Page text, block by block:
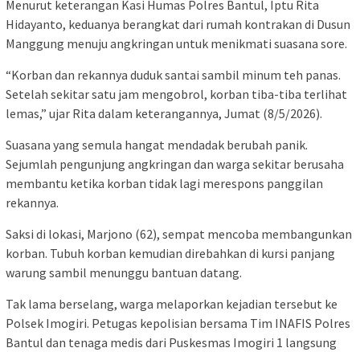
Menurut keterangan Kasi Humas Polres Bantul, Iptu Rita
Hidayanto, keduanya berangkat dari rumah kontrakan di Dusun
Manggung menuju angkringan untuk menikmati suasana sore.
“Korban dan rekannya duduk santai sambil minum teh panas.
Setelah sekitar satu jam mengobrol, korban tiba-tiba terlihat
lemas,” ujar Rita dalam keterangannya, Jumat (8/5/2026).
Suasana yang semula hangat mendadak berubah panik.
Sejumlah pengunjung angkringan dan warga sekitar berusaha
membantu ketika korban tidak lagi merespons panggilan
rekannya.
Saksi di lokasi, Marjono (62), sempat mencoba membangunkan
korban. Tubuh korban kemudian direbahkan di kursi panjang
warung sambil menunggu bantuan datang.
Tak lama berselang, warga melaporkan kejadian tersebut ke
Polsek Imogiri. Petugas kepolisian bersama Tim INAFIS Polres
Bantul dan tenaga medis dari Puskesmas Imogiri 1 langsung